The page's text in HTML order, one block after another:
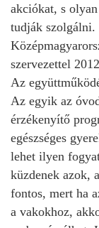
akciókat, s
tudják szolgálni.
szervezettel
Az
Az egyik az
érzékenyítő
egészséges
lehet ilyen
küzdenek azok,
fontos, mert ha
a vakokhoz,